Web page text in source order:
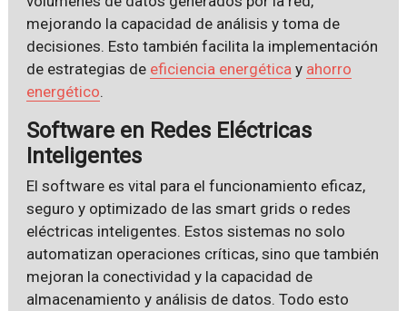
mejorando la capacidad de análisis y toma de
decisiones. Esto también facilita la implementación
de estrategias de eficiencia energética y ahorro
energético.
Software en Redes Eléctricas
Inteligentes
El software es vital para el funcionamiento eficaz,
seguro y optimizado de las smart grids o redes
eléctricas inteligentes. Estos sistemas no solo
automatizan operaciones críticas, sino que también
mejoran la conectividad y la capacidad de
almacenamiento y análisis de datos. Todo esto